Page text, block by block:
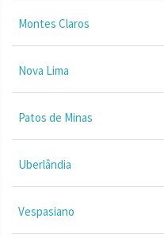
Montes Claros
Nova Lima
Patos de Minas
Uberlândia
Vespasiano